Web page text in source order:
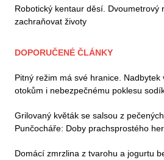
Robotický kentaur děsí. Dvoumetrový
zachraňovat životy
DOPORUČENÉ ČLÁNKY
Pitný režim má své hranice. Nadbytek
otokům i nebezpečnému poklesu
Grilovaný květák se salsou z
Punčocháře: Doby prachsprostého
Domácí zmrzlina z tvarohu a jogurtu